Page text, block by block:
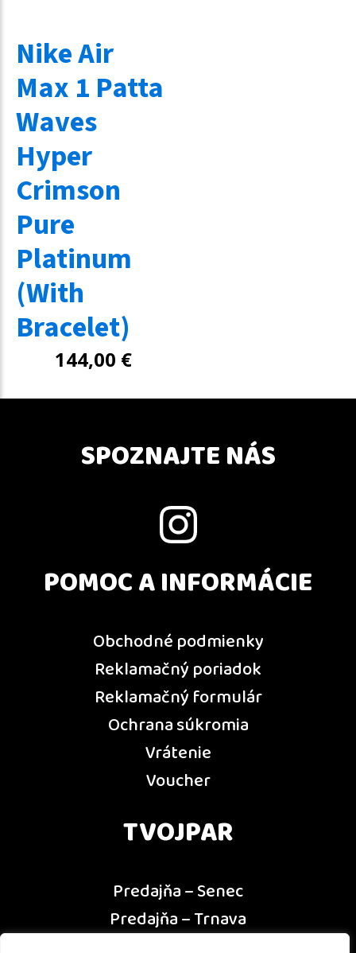
Nike Air
Max 1 Patta
Waves
Hyper
Crimson
Pure
Platinum
(With
Bracelet)
144,00 €
SPOZNAJTE NÁS
POMOC A INFORMÁCIE
Obchodné podmienky
Reklamačný poriadok
Reklamačný formulár
Ochrana súkromia
Vrátenie
Voucher
TVOJPAR
Predajňa – Senec
Predajňa – Trnava